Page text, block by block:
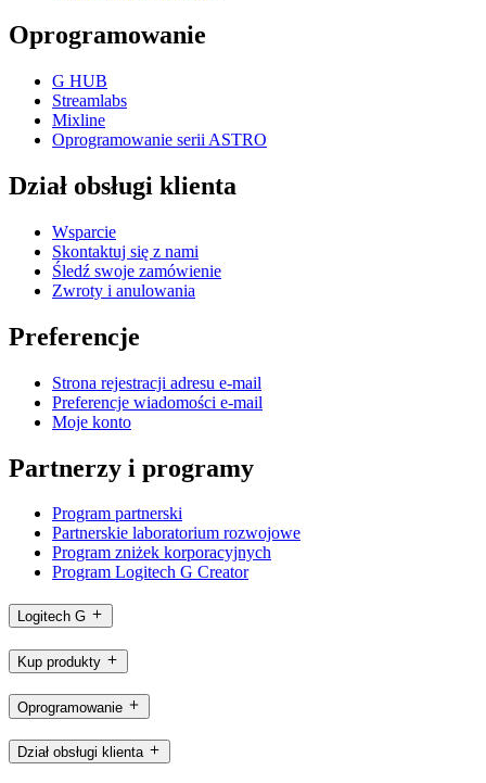
Oprogramowanie
G HUB
Streamlabs
Mixline
Oprogramowanie serii ASTRO
Dział obsługi klienta
Wsparcie
Skontaktuj się z nami
Śledź swoje zamówienie
Zwroty i anulowania
Preferencje
Strona rejestracji adresu e-mail
Preferencje wiadomości e-mail
Moje konto
Partnerzy i programy
Program partnerski
Partnerskie laboratorium rozwojowe
Program zniżek korporacyjnych
Program Logitech G Creator
Logitech G
Kup produkty
Oprogramowanie
Dział obsługi klienta